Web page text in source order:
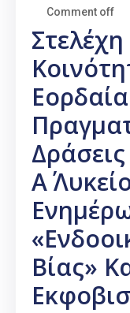
Comment off
Α΄
Βίας»